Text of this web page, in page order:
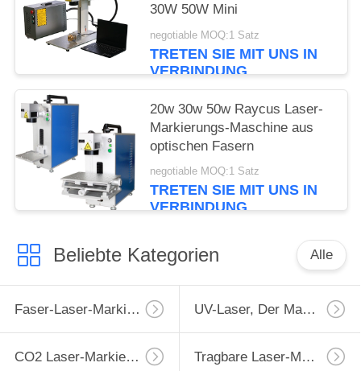
30W 50W Mini
negotiable MOQ:1 Satz
TRETEN SIE MIT UNS IN
VERBINDUNG
20w 30w 50w Raycus Laser-
Markierungs-Maschine aus
optischen Fasern
negotiable MOQ:1 Satz
TRETEN SIE MIT UNS IN
VERBINDUNG
Beliebte Kategorien Alle
Faser-Laser-Markierungs-Maschine UV-Laser, Der Maschine Markiert
CO2 Laser-Markierungs-Maschine Tragbare Laser-Markierungs-Maschine